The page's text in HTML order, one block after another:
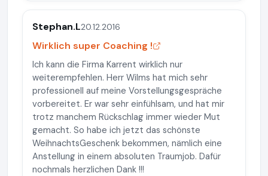
Stephan.L20.12.2016
Wirklich super Coaching !
Ich kann die Firma Karrent wirklich nur
weiterempfehlen. Herr Wilms hat mich sehr
professionell auf meine Vorstellungsgespräche
vorbereitet. Er war sehr einfühlsam, und hat mir
trotz manchem Rückschlag immer wieder Mut
gemacht. So habe ich jetzt das schönste
WeihnachtsGeschenk bekommen, nämlich eine
Anstellung in einem absoluten Traumjob. Dafür
nochmals herzlichen Dank !!!